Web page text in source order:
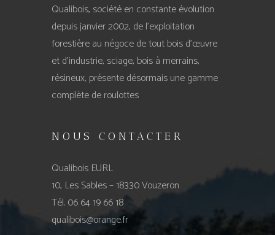
Qualibois, société en constante évolution
depuis janvier 2002, de l’exploitation
forestière au négoce de tout bois d’œuvre
et d’industrie, sciage, bois à merrains,
résineux, présente désormais une gamme
complète de roulottes
NOUS CONTACTER
Qualibois EURL
10, Les Sables – 18330 Vouzeron
Tél. 06 64 19 66 18
qualibois@orange.fr